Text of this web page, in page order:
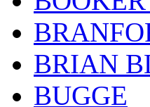
BRIAN
BUGGE